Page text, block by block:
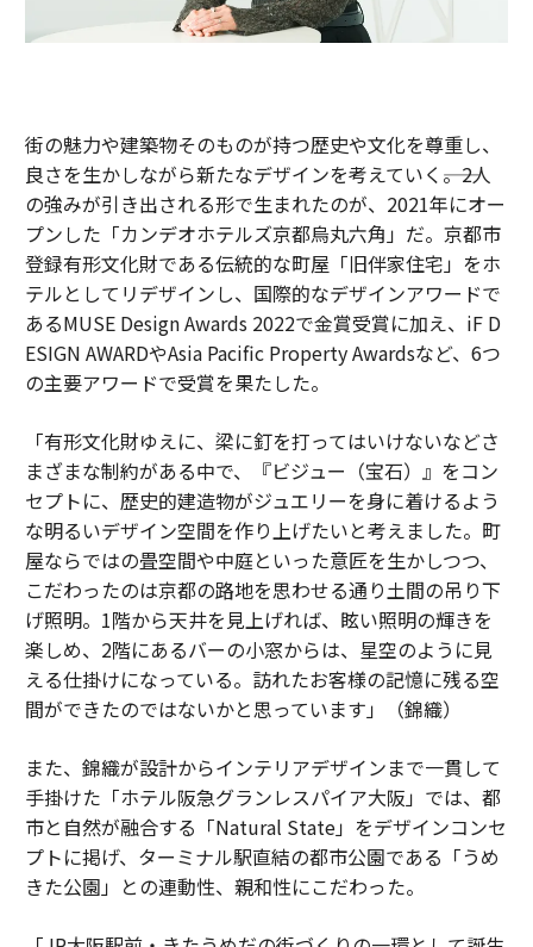
街の魅力や建築物そのものが持つ歴史や文化を尊重し、
良さを生かしながら新たなデザインを考えていく――。2人
の強みが引き出される形で生まれたのが、2021年にオー
プンした「カンデオホテルズ京都烏丸六角」だ。京都市
登録有形文化財である伝統的な町屋「旧伴家住宅」をホ
テルとしてリデザインし、国際的なデザインアワードで
あるMUSE Design Awards 2022で金賞受賞に加え、iF D
ESIGN AWARDやAsia Pacific Property Awardsなど、6つ
の主要アワードで受賞を果たした。
「有形文化財ゆえに、梁に釘を打ってはいけないなどさ
まざまな制約がある中で、『ビジュー（宝石）』をコン
セプトに、歴史的建造物がジュエリーを身に着けるよう
な明るいデザイン空間を作り上げたいと考えました。町
屋ならではの畳空間や中庭といった意匠を生かしつつ、
こだわったのは京都の路地を思わせる通り土間の吊り下
げ照明。1階から天井を見上げれば、眩い照明の輝きを
楽しめ、2階にあるバーの小窓からは、星空のように見
える仕掛けになっている。訪れたお客様の記憶に残る空
間ができたのではないかと思っています」（錦織）
また、錦織が設計からインテリアデザインまで一貫して
手掛けた「ホテル阪急グランレスパイア大阪」では、都
市と自然が融合する「Natural State」をデザインコンセ
プトに掲げ、ターミナル駅直結の都市公園である「うめ
きた公園」との連動性、親和性にこだわった。